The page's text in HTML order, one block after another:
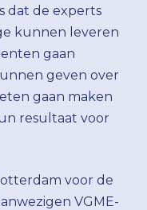
dat de experts
kunnen leveren
gaan
geven over
gaan maken
resultaat voor
voor de
VGME-